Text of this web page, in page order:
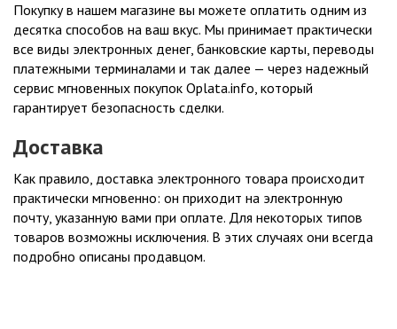
Покупку в нашем магазине вы можете оплатить одним из
десятка способов на ваш вкус. Мы принимает практически
все виды электронных денег, банковские карты, переводы
платежными терминалами и так далее — через надежный
сервис мгновенных покупок Oplata.info, который
гарантирует безопасность сделки.
Доставка
Как правило, доставка электронного товара происходит
практически мгновенно: он приходит на электронную
почту, указанную вами при оплате. Для некоторых типов
товаров возможны исключения. В этих случаях они всегда
подробно описаны продавцом.